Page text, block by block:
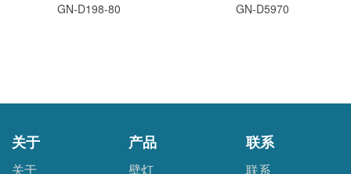
GN-D198-80 GN-D5970
关于
关于
产品
壁灯
联系
联系